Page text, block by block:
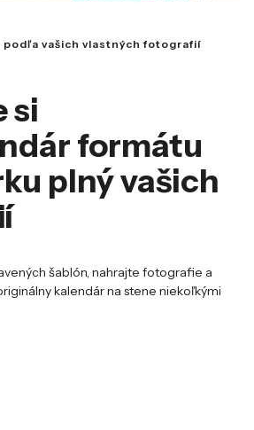
vašich vlastných fotografií
si
formátu
plný vašich
šablón, nahrajte fotografie a
kalendár na stene niekoľkými